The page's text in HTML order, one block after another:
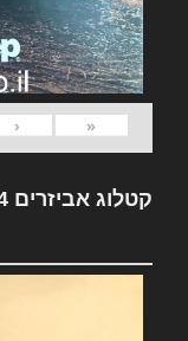
«
‹
קטלוג אביזרים Jeep 1984